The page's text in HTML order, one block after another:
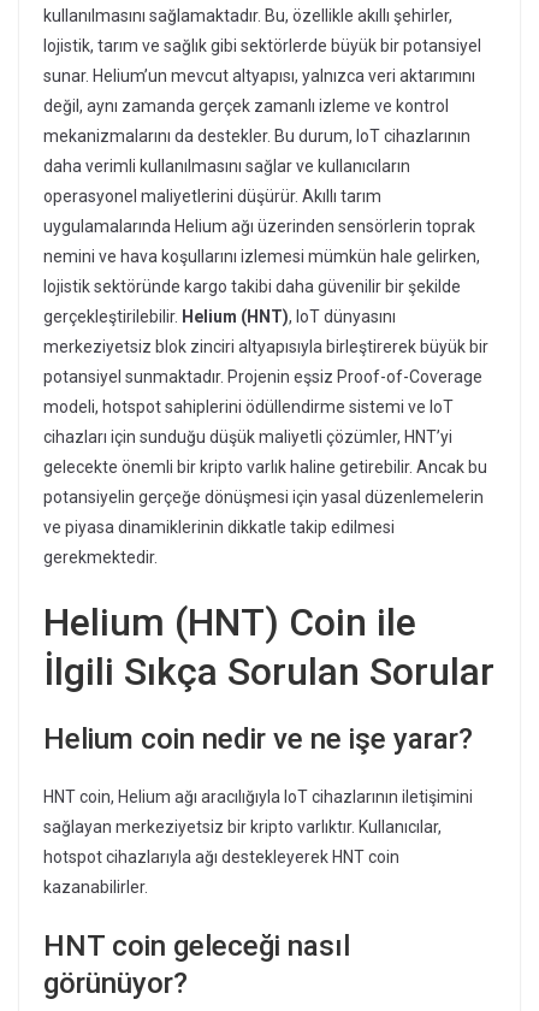
kullanılmasını sağlamaktadır. Bu, özellikle akıllı şehirler,
lojistik, tarım ve sağlık gibi sektörlerde büyük bir potansiyel
sunar. Helium’un mevcut altyapısı, yalnızca veri aktarımını
değil, aynı zamanda gerçek zamanlı izleme ve kontrol
mekanizmalarını da destekler. Bu durum, IoT cihazlarının
daha verimli kullanılmasını sağlar ve kullanıcıların
operasyonel maliyetlerini düşürür. Akıllı tarım
uygulamalarında Helium ağı üzerinden sensörlerin toprak
nemini ve hava koşullarını izlemesi mümkün hale gelirken,
lojistik sektöründe kargo takibi daha güvenilir bir şekilde
gerçekleştirilebilir. Helium (HNT), IoT dünyasını
merkeziyetsiz blok zinciri altyapısıyla birleştirerek büyük bir
potansiyel sunmaktadır. Projenin eşsiz Proof-of-Coverage
modeli, hotspot sahiplerini ödüllendirme sistemi ve IoT
cihazları için sunduğu düşük maliyetli çözümler, HNT’yi
gelecekte önemli bir kripto varlık haline getirebilir. Ancak bu
potansiyelin gerçeğe dönüşmesi için yasal düzenlemelerin
ve piyasa dinamiklerinin dikkatle takip edilmesi
gerekmektedir.
Helium (HNT) Coin ile
İlgili Sıkça Sorulan Sorular
Helium coin nedir ve ne işe yarar?
HNT coin, Helium ağı aracılığıyla IoT cihazlarının iletişimini
sağlayan merkeziyetsiz bir kripto varlıktır. Kullanıcılar,
hotspot cihazlarıyla ağı destekleyerek HNT coin
kazanabilirler.
HNT coin geleceği nasıl
görünüyor?